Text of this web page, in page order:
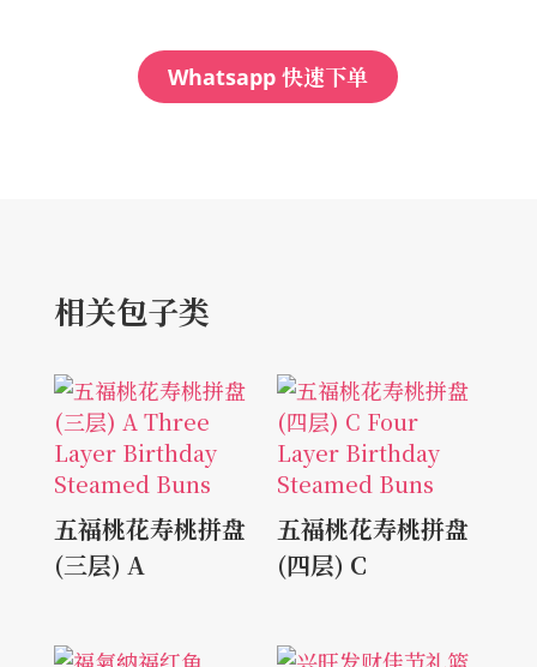
Whatsapp 快速下单
相关包子类
五福桃花寿桃拼盘
(三层) A
五福桃花寿桃拼盘
(四层) C